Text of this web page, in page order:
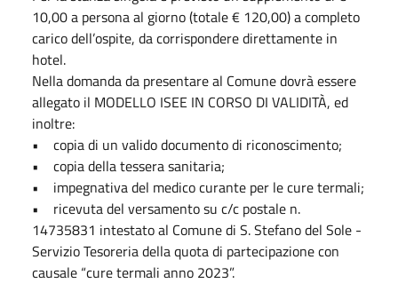
10,00 a persona al giorno (totale € 120,00) a completo
carico dell’ospite, da corrispondere direttamente in
hotel.
Nella domanda da presentare al Comune dovrà essere
allegato il MODELLO ISEE IN CORSO DI VALIDITÀ, ed
inoltre:
• copia di un valido documento di riconoscimento;
• copia della tessera sanitaria;
• impegnativa del medico curante per le cure termali;
• ricevuta del versamento su c/c postale n.
14735831 intestato al Comune di S. Stefano del Sole -
Servizio Tesoreria della quota di partecipazione con
causale “cure termali anno 2023”.